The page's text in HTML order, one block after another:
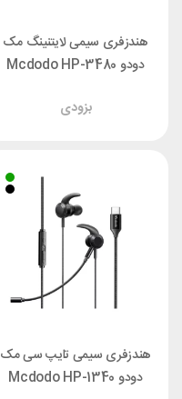
هندزفری سیمی لایتنینگ مک
دودو Mcdodo HP-3480
بزودی
هندزفری سیمی تایپ سی مک
دودو Mcdodo HP-1340